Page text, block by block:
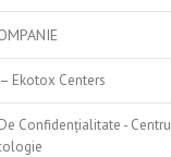
Ekotox Centers
Confidențialitate -